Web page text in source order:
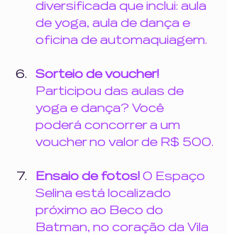
diversificada que inclui: aula
de yoga, aula de dança e
oficina de automaquiagem.
Sorteio de voucher!
Participou das aulas de
yoga e dança? Você
poderá concorrer a um
voucher no valor de R$ 500.
Ensaio de fotos! O Espaço
Selina está localizado
próximo ao Beco do
Batman, no coração da Vila